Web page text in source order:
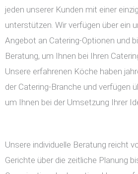
jeden unserer Kunden mit einer
unterstützen. Wir verfügen über ein
Angebot an Catering-Optionen und
Beratung, um Ihnen bei Ihren
Unsere erfahrenen Köche haben
der Catering-Branche und verfügen
um Ihnen bei der Umsetzung Ihrer
Unsere individuelle Beratung reicht
Gerichte über die zeitliche Planung